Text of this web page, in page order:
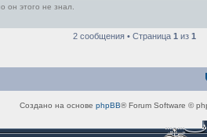
он этого не знал.
2 сообщения • Страница 1 из 1
Создано на основе phpBB® Forum Software ©